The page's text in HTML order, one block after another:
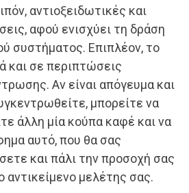
αντιοξειδωτικές και
αφού ενισχύει τη δράση
συστήματος. Επιπλέον, το
και σε περιπτώσεις
Αν είναι απόγευμα και
μπορείτε να
άλλη μία κούπα καφέ και να
αυτό, που θα σας
και πάλι την προσοχή σας
αντικείμενο μελέτης σας.